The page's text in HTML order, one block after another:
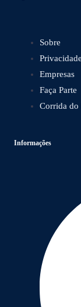
Sobre
Privacidade
Empresas
Faça Parte
Corrida do
Informações